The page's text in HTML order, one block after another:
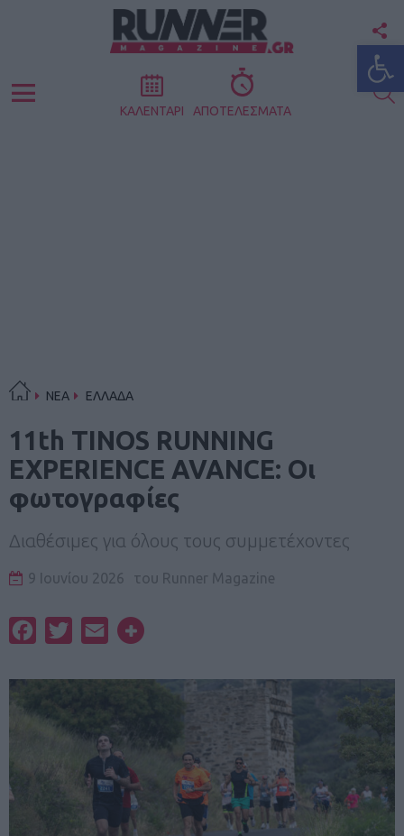
Menu ΚΑΛΕΝΤΑΡΙ ΑΠΟΤΕΛΕΣΜΑΤΑ
ΝΕΑ ΕΛΛΑΔΑ
11th TINOS RUNNING
EXPERIENCE AVANCE: Οι
φωτογραφίες
Διαθέσιμες για όλους τους συμμετέχοντες
9 Ιουνίου 2026 του Runner Magazine
FacebookTwitterEmail